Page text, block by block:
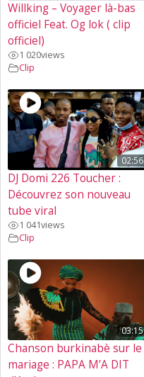
Willking – Voyager là-bas
officiel Feat. Og lok ( clip
officiel)
1 020views
Clip
02:56
DJ Domi 226 Toucher :
Découvrez son nouveau
tube viral
1 041views
Clip
03:15
Chanson burkinabè sur le
mariage : PAPA M’A DIT